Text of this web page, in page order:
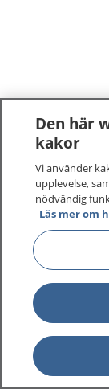
Den här
kakor
Vi använder
upplevelse,
nödvändig
Läs mer om